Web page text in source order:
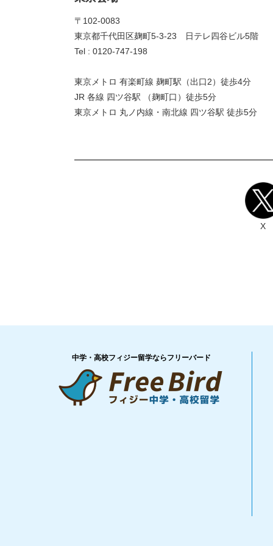
〒102-0083
東京都千代田区麹町5-3-23 日テレ四谷ビル5階
Tel : 0120-747-198
東京メトロ 有楽町線 麹町駅（出口2）徒歩4分
JR 各線 四ツ谷駅 （麹町口）徒歩5分
東京メトロ 丸ノ内線・南北線 四ツ谷駅 徒歩5分
X
中学・高校フィジー留学ならフリーバード